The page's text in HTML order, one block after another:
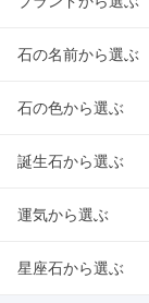
石の名前から選ぶ
石の色から選ぶ
誕生石から選ぶ
運気から選ぶ
星座石から選ぶ